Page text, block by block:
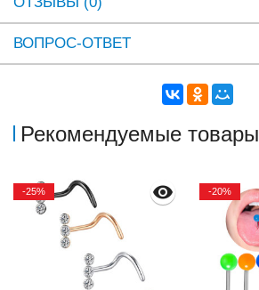
ВОПРОС-ОТВЕТ
Рекомендуемые товары
-25% -20%